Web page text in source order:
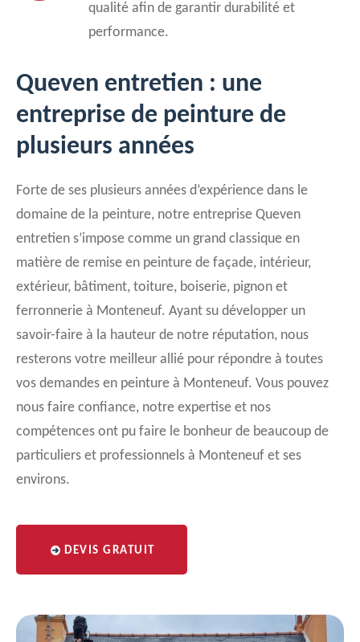
qualité afin de garantir durabilité et
performance.
Queven entretien : une
entreprise de peinture de
plusieurs années
Forte de ses plusieurs années d’expérience dans le
domaine de la peinture, notre entreprise Queven
entretien s’impose comme un grand classique en
matière de remise en peinture de façade, intérieur,
extérieur, bâtiment, toiture, boiserie, pignon et
ferronnerie à Monteneuf. Ayant su développer un
savoir-faire à la hauteur de notre réputation, nous
resterons votre meilleur allié pour répondre à toutes
vos demandes en peinture à Monteneuf. Vous pouvez
nous faire confiance, notre expertise et nos
compétences ont pu faire le bonheur de beaucoup de
particuliers et professionnels à Monteneuf et ses
environs.
DEVIS GRATUIT